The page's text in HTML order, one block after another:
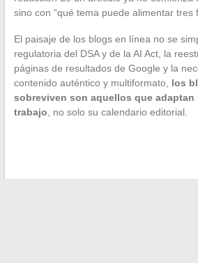
sino con “qué tema puede alimentar tres
El paisaje de los blogs en línea no se
regulatoria del DSA y de la AI Act, la
páginas de resultados de Google y la
contenido auténtico y multiformato, los
sobreviven son aquellos que adaptan
trabajo, no solo su calendario editorial.